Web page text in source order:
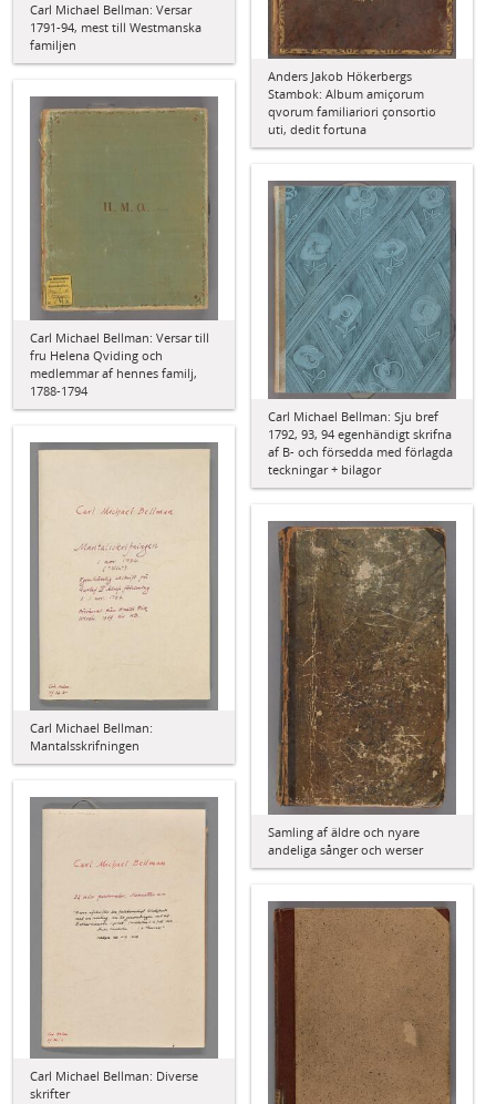
Carl Michael Bellman: Versar
1791-94, mest till Westmanska
familjen
Anders Jakob Hökerbergs
Stambok: Album amiçorum
qvorum familiariori çonsortio
uti, dedit fortuna
Carl Michael Bellman: Versar till
fru Helena Qviding och
medlemmar af hennes familj,
1788-1794
Carl Michael Bellman: Sju bref
1792, 93, 94 egenhändigt skrifna
af B- och försedda med förlagda
teckningar + bilagor
Carl Michael Bellman:
Mantalsskrifningen
Samling af äldre och nyare
andeliga sånger och werser
Carl Michael Bellman: Diverse
skrifter